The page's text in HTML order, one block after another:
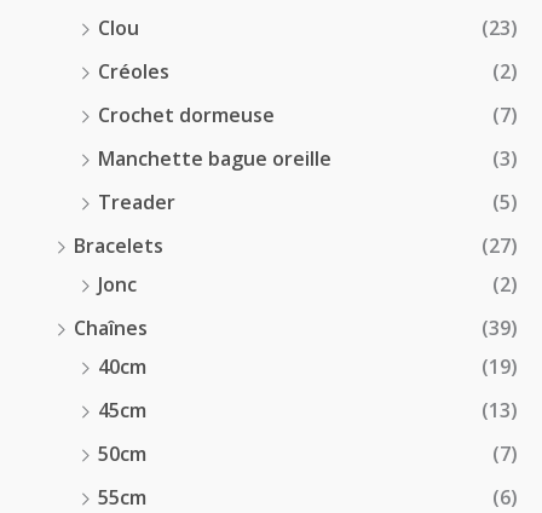
Clou
(23)
Créoles
(2)
Crochet dormeuse
(7)
Manchette bague oreille
(3)
Treader
(5)
Bracelets
(27)
Jonc
(2)
Chaînes
(39)
40cm
(19)
45cm
(13)
50cm
(7)
55cm
(6)